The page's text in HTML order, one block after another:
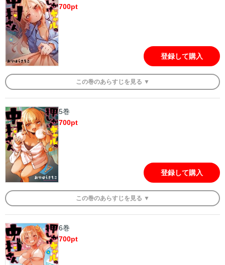
700pt
登録して購入
この巻のあらすじを 見る ▼
5巻
700pt
登録して購入
この巻のあらすじを 見る ▼
6巻
700pt